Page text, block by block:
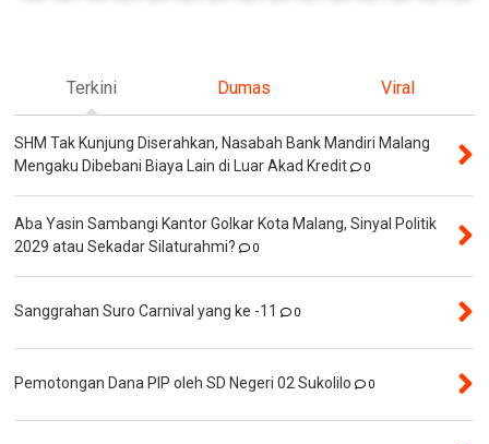
Terkini Dumas Viral
SHM Tak Kunjung Diserahkan, Nasabah Bank Mandiri Malang
Mengaku Dibebani Biaya Lain di Luar Akad Kredit
0
Aba Yasin Sambangi Kantor Golkar Kota Malang, Sinyal Politik
2029 atau Sekadar Silaturahmi?
0
Sanggrahan Suro Carnival yang ke -11 0
Pemotongan Dana PIP oleh SD Negeri 02 Sukolilo 0